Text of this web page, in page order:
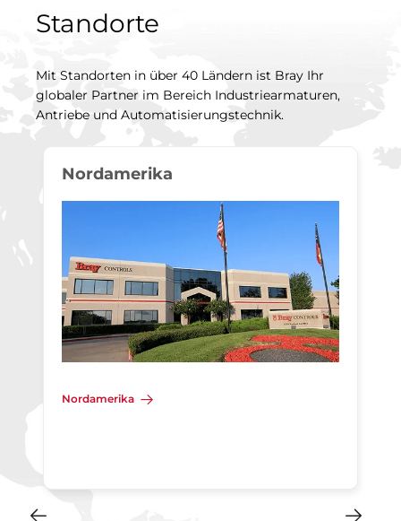
Standorte
Mit Standorten in über 40 Ländern ist Bray Ihr
globaler Partner im Bereich Industriearmaturen,
Antriebe und Automatisierungstechnik.
Nordamerika
Nordamerika